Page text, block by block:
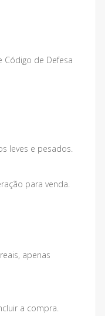
Código de Defesa
leves e pesados.
para venda.
apenas
a compra.